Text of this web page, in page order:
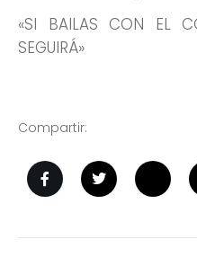
«SI BAILAS CON EL
SEGUIRÁ»
Compartir: